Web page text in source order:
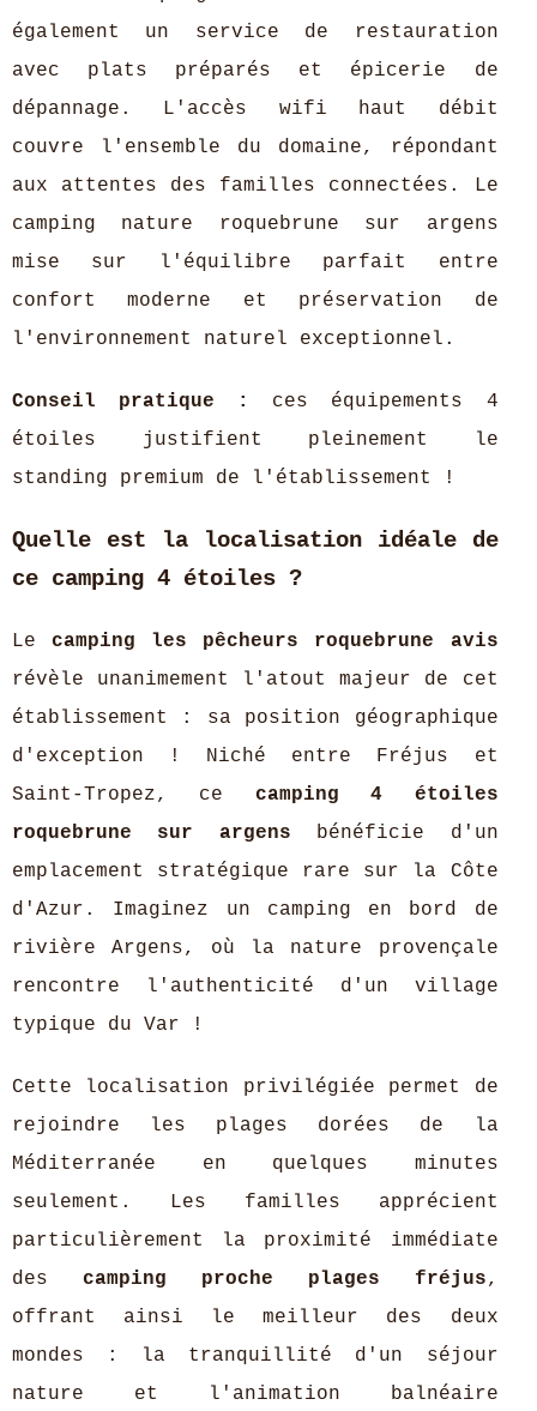
également un service de restauration
avec plats préparés et épicerie de
dépannage. L'accès wifi haut débit
couvre l'ensemble du domaine, répondant
aux attentes des familles connectées. Le
camping nature roquebrune sur argens
mise sur l'équilibre parfait entre
confort moderne et préservation de
l'environnement naturel exceptionnel.
Conseil pratique :
ces équipements 4
étoiles justifient pleinement le
standing premium de l'établissement !
Quelle est la localisation idéale de
ce camping 4 étoiles ?
Lecamping les pêcheurs roquebrune avis
révèle unanimement l'atout majeur de cet
établissement : sa position géographique
d'exception ! Niché entre Fréjus et
Saint-Tropez, ce camping 4 étoiles
roquebrune sur argens bénéficie d'un
emplacement stratégique rare sur la Côte
d'Azur. Imaginez un camping en bord de
rivière Argens, où la nature provençale
rencontre l'authenticité d'un village
typique du Var !
Cette localisation privilégiée permet de
rejoindre les plages dorées de la
Méditerranée en quelques minutes
seulement. Les familles apprécient
particulièrement la proximité immédiate
des camping proche plages fréjus,
offrant ainsi le meilleur des deux
mondes : la tranquillité d'un séjour
nature et l'animation balnéaire